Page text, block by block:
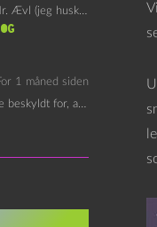
Hej Mathias (Hr. Øl eller Hr. Ævl (jeg husker ikke…
1 måned siden
Med fare for at kunne blive beskyldt for, at være…